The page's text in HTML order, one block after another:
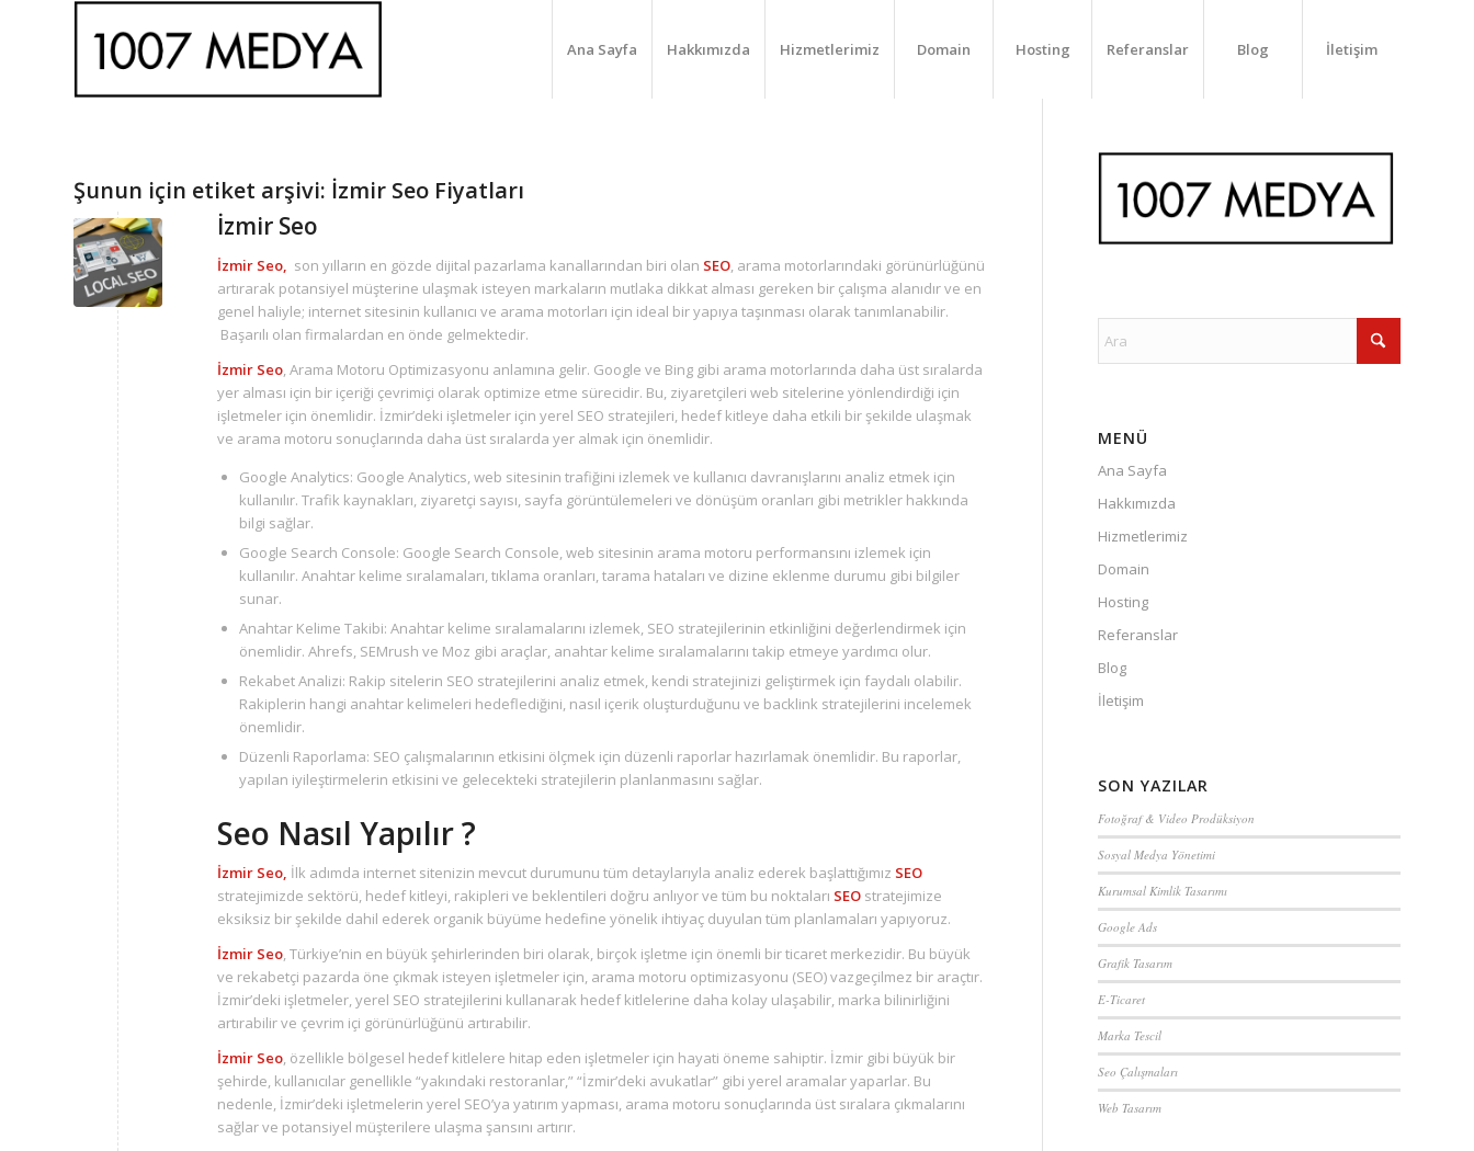
Ana Sayfa Hakkımızda Hizmetlerimiz Domain Hosting Referanslar Blog İletişim
Şunun için etiket arşivi: İzmir Seo Fiyatları
İzmir Seo
İzmir Seo, son yılların en gözde dijital pazarlama kanallarından biri olan SEO, arama motorlarındaki görünürlüğünü
artırarak potansiyel müşterine ulaşmak isteyen markaların mutlaka dikkat alması gereken bir çalışma alanıdır ve en
genel haliyle; internet sitesinin kullanıcı ve arama motorları için ideal bir yapıya taşınması olarak tanımlanabilir.
Başarılı olan firmalardan en önde gelmektedir.
İzmir Seo, Arama Motoru Optimizasyonu anlamına gelir. Google ve Bing gibi arama motorlarında daha üst sıralarda
yer alması için bir içeriği çevrimiçi olarak optimize etme sürecidir. Bu, ziyaretçileri web sitelerine yönlendirdiği için
işletmeler için önemlidir. İzmir’deki işletmeler için yerel SEO stratejileri, hedef kitleye daha etkili bir şekilde ulaşmak
ve arama motoru sonuçlarında daha üst sıralarda yer almak için önemlidir.
Google Analytics: Google Analytics, web sitesinin trafiğini izlemek ve kullanıcı davranışlarını analiz etmek için
kullanılır. Trafik kaynakları, ziyaretçi sayısı, sayfa görüntülemeleri ve dönüşüm oranları gibi metrikler hakkında
bilgi sağlar.
Google Search Console: Google Search Console, web sitesinin arama motoru performansını izlemek için
kullanılır. Anahtar kelime sıralamaları, tıklama oranları, tarama hataları ve dizine eklenme durumu gibi bilgiler
sunar.
Anahtar Kelime Takibi: Anahtar kelime sıralamalarını izlemek, SEO stratejilerinin etkinliğini değerlendirmek için
önemlidir. Ahrefs, SEMrush ve Moz gibi araçlar, anahtar kelime sıralamalarını takip etmeye yardımcı olur.
Rekabet Analizi: Rakip sitelerin SEO stratejilerini analiz etmek, kendi stratejinizi geliştirmek için faydalı olabilir.
Rakiplerin hangi anahtar kelimeleri hedeflediğini, nasıl içerik oluşturduğunu ve backlink stratejilerini incelemek
önemlidir.
Düzenli Raporlama: SEO çalışmalarının etkisini ölçmek için düzenli raporlar hazırlamak önemlidir. Bu raporlar,
yapılan iyileştirmelerin etkisini ve gelecekteki stratejilerin planlanmasını sağlar.
Seo Nasıl Yapılır ?
İzmir Seo, İlk adımda internet sitenizin mevcut durumunu tüm detaylarıyla analiz ederek başlattığımız SEO
stratejimizde sektörü, hedef kitleyi, rakipleri ve beklentileri doğru anlıyor ve tüm bu noktaları SEO stratejimize
eksiksiz bir şekilde dahil ederek organik büyüme hedefine yönelik ihtiyaç duyulan tüm planlamaları yapıyoruz.
İzmir Seo, Türkiye’nin en büyük şehirlerinden biri olarak, birçok işletme için önemli bir ticaret merkezidir. Bu büyük
ve rekabetçi pazarda öne çıkmak isteyen işletmeler için, arama motoru optimizasyonu (SEO) vazgeçilmez bir araçtır.
İzmir’deki işletmeler, yerel SEO stratejilerini kullanarak hedef kitlelerine daha kolay ulaşabilir, marka bilinirliğini
artırabilir ve çevrim içi görünürlüğünü artırabilir.
İzmir Seo, özellikle bölgesel hedef kitlelere hitap eden işletmeler için hayati öneme sahiptir. İzmir gibi büyük bir
şehirde, kullanıcılar genellikle “yakındaki restoranlar,” “İzmir’deki avukatlar” gibi yerel aramalar yaparlar. Bu
nedenle, İzmir’deki işletmelerin yerel SEO’ya yatırım yapması, arama motoru sonuçlarında üst sıralara çıkmalarını
sağlar ve potansiyel müşterilere ulaşma şansını artırır.
MENÜ
Ana Sayfa
Hakkımızda
Hizmetlerimiz
Domain
Hosting
Referanslar
Blog
İletişim
SON YAZILAR
Fotoğraf & Video Prodüksiyon
Sosyal Medya Yönetimi
Kurumsal Kimlik Tasarımı
Google Ads
Grafik Tasarım
E-Ticaret
Marka Tescil
Seo Çalışmaları
Web Tasarım